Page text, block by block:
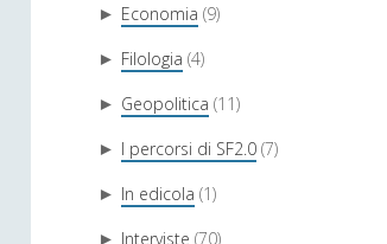
► Economia (9)
► Filologia (4)
► Geopolitica (11)
► I percorsi di SF2.0 (7)
► In edicola (1)
► Interviste (70)